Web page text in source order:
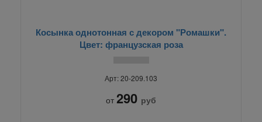
Косынка однотонная с декором "Ромашки".
Цвет: французская роза
Арт: 20-209.103
от 290 руб